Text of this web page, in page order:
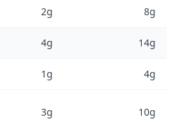
2g 8g
4g 14g
1g 4g
3g 10g